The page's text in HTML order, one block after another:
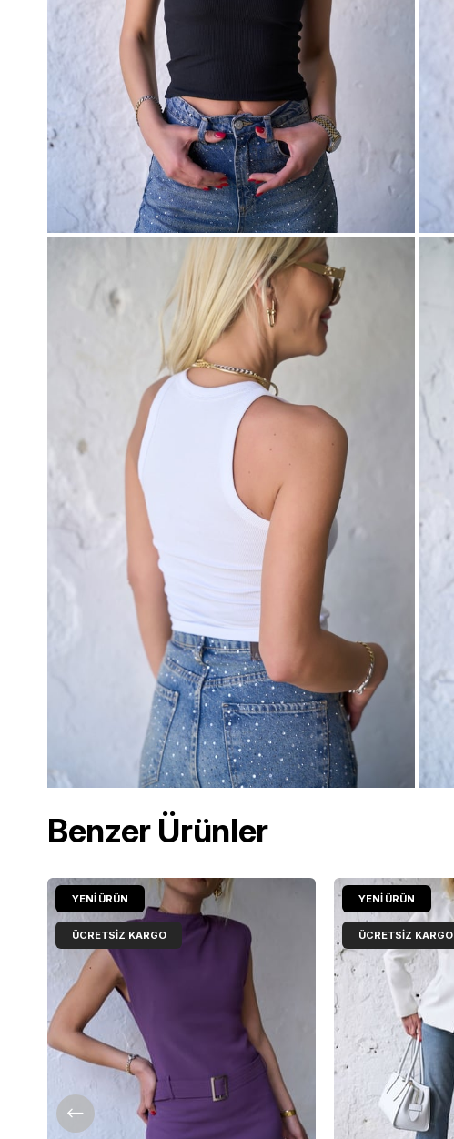
Benzer Ürünler
YENI ÜRÜN
ÜCRETSIZ KARGO
YENI ÜRÜN
ÜCRETSIZ KARGO